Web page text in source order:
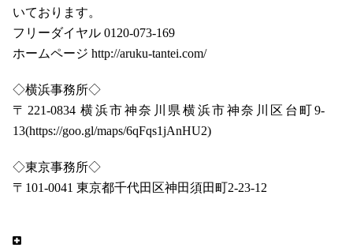
いております。
フリーダイヤル 0120-073-169
ホームページ http://aruku-tantei.com/
◇横浜事務所◇
〒221-0834 横浜市神奈川県横浜市神奈川区台町9-
13(https://goo.gl/maps/6qFqs1jAnHU2)
◇東京事務所◇
〒101-0041 東京都千代田区神田須田町2-23-12